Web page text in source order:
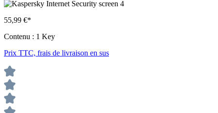
55,99 €*
Contenu : 1 Key
Prix TTC, frais de livraison en sus